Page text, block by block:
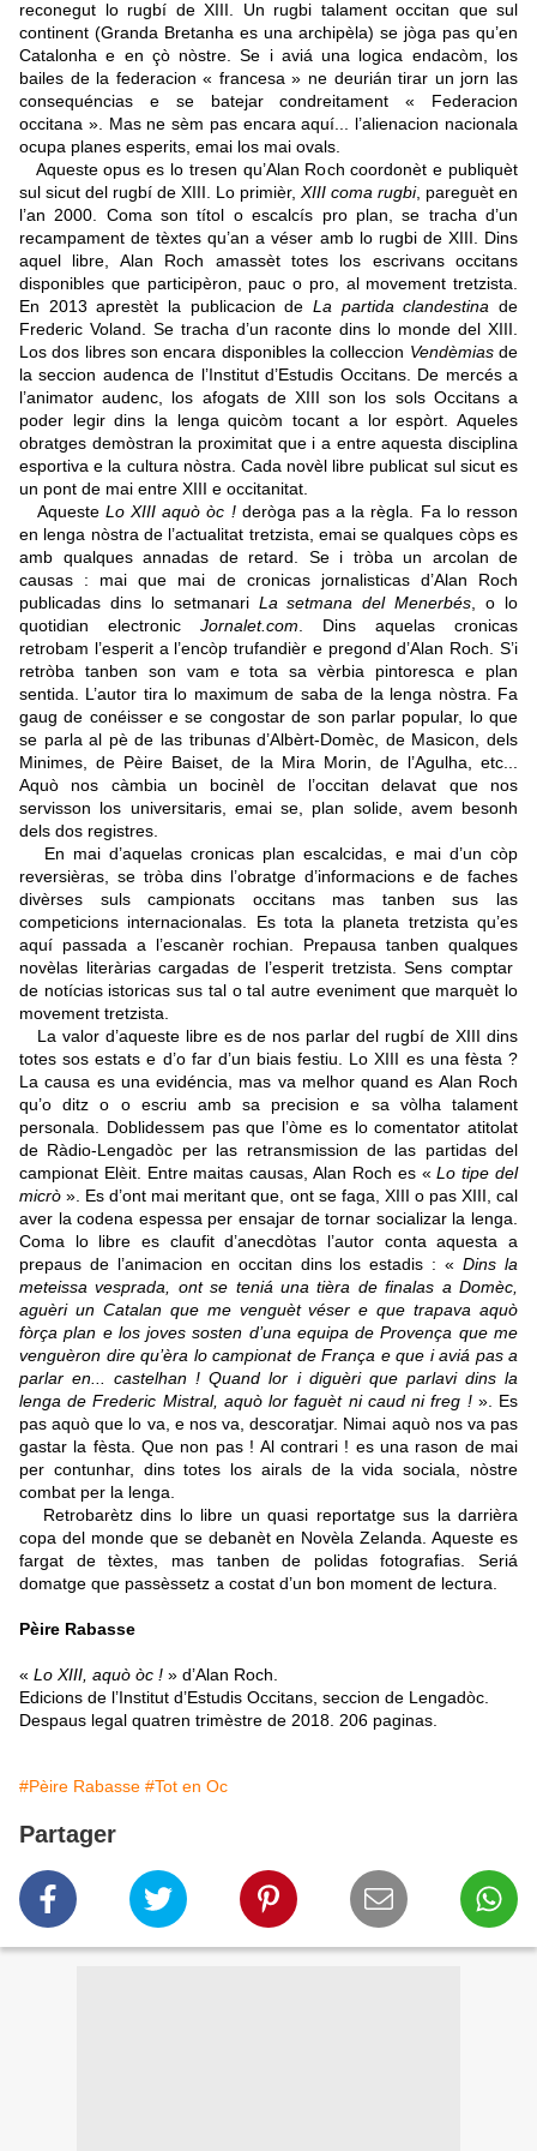
reconegut lo rugbí de XIII. Un rugbi talament occitan que sul
continent (Granda Bretanha es una archipèla) se jòga pas qu’en
Catalonha e en çò nòstre. Se i aviá una logica endacòm, los
bailes de la federacion « francesa » ne deurián tirar un jorn las
consequéncias e se batejar condreitament « Federacion
occitana ». Mas ne sèm pas encara aquí... l’alienacion nacionala
ocupa planes esperits, emai los mai ovals.
Aqueste opus es lo tresen qu’Alan Roch coordonèt e publiquèt
sul sicut del rugbí de XIII. Lo primièr, XIII coma rugbi, pareguèt en
l’an 2000. Coma son títol o escalcís pro plan, se tracha d’un
recampament de tèxtes qu’an a véser amb lo rugbi de XIII. Dins
aquel libre, Alan Roch amassèt totes los escrivans occitans
disponibles que participèron, pauc o pro, al movement tretzista.
En 2013 aprestèt la publicacion de La partida clandestina de
Frederic Voland. Se tracha d’un raconte dins lo monde del XIII.
Los dos libres son encara disponibles la colleccion Vendèmiasde
la seccion audenca de l’Institut d’Estudis Occitans. De mercés a
l’animator audenc, los afogats de XIII son los sols Occitans a
poder legir dins la lenga quicòm tocant a lor espòrt. Aqueles
obratges demòstran la proximitat que i a entre aquesta disciplina
esportiva e la cultura nòstra. Cada novèl libre publicat sul sicut es
un pont de mai entre XIII e occitanitat.
Aqueste Lo XIII aquò òc !deròga pas a la règla. Fa lo resson
en lenga nòstra de l’actualitat tretzista, emai se qualques còps es
amb qualques annadas de retard. Se i tròba un arcolan de
causas : mai que mai de cronicas jornalisticas d’Alan Roch
publicadas dins lo setmanari La setmana del Menerbés , o lo
quotidian electronic Jornalet.com . Dins aquelas cronicas
retrobam l’esperit a l’encòp trufandièr e pregond d’Alan Roch. S’i
retròba tanben son vam e tota sa vèrbia pintoresca e plan
sentida. L’autor tira lo maximum de saba de la lenga nòstra. Fa
gaug de conéisser e se congostar de son parlar popular, lo que
se parla al pè de las tribunas d’Albèrt-Domèc, de Masicon, dels
Minimes, de Pèire Baiset, de la Mira Morin, de l’Agulha, etc...
Aquò nos càmbia un bocinèl de l’occitan delavat que nos
servisson los universitaris, emai se, plan solide, avem besonh
dels dos registres.
En mai d’aquelas cronicas plan escalcidas, e mai d’un còp
reversièras, se tròba dins l’obratge d’informacions e de faches
divèrses suls campionats occitans mas tanben sus las
competicions internacionalas. Es tota la planeta tretzista qu’es
aquí passada a l’escanèr rochian. Prepausa tanben qualques
novèlas literàrias cargadas de l’esperit tretzista. Sens comptar
de notícias istoricas sus tal o tal autre eveniment que marquèt lo
movement tretzista.
La valor d’aqueste libre es de nos parlar del rugbí de XIII dins
totes sos estats e d’o far d’un biais festiu. Lo XIII es una fèsta ?
La causa es una evidéncia, mas va melhor quand es Alan Roch
qu’o ditz o o escriu amb sa precision e sa vòlha talament
personala. Doblidessem pas que l’òme es lo comentator atitolat
de Ràdio-Lengadòc per las retransmission de las partidas del
campionat Elèit. Entre maitas causas, Alan Roch es «Lo tipe del
micrò ». Es d’ont mai meritant que, ont se faga, XIII o pas XIII, cal
aver la codena espessa per ensajar de tornar socializar la lenga.
Coma lo libre es claufit d’anecdòtas l’autor conta aquesta a
prepaus de l’animacion en occitan dins los estadis : «Dins la
meteissa vesprada, ont se teniá una tièra de finalas a Domèc,
aguèri un Catalan que me venguèt véser e que trapava aquò
fòrça plan e los joves sosten d’una equipa de Provença que me
venguèron dire qu’èra lo campionat de França e que i aviá pas a
parlar en... castelhan ! Quand lor i diguèri que parlavi dins la
lenga de Frederic Mistral, aquò lor faguèt ni caud ni freg !». Es
pas aquò que lo va, e nos va, descoratjar. Nimai aquò nos va pas
gastar la fèsta. Que non pas ! Al contrari ! es una rason de mai
per contunhar, dins totes los airals de la vida sociala, nòstre
combat per la lenga.
Retrobarètz dins lo libre un quasi reportatge sus la darrièra
copa del monde que se debanèt en Novèla Zelanda. Aqueste es
fargat de tèxtes, mas tanben de polidas fotografias. Seriá
domatge que passèssetz a costat d’un bon moment de lectura.
Pèire Rabasse
« Lo XIII, aquò òc ! » d’Alan Roch.
Edicions de l’Institut d’Estudis Occitans, seccion de Lengadòc.
Despaus legal quatren trimèstre de 2018. 206 paginas.
#Pèire Rabasse #Tot en Oc
Partager